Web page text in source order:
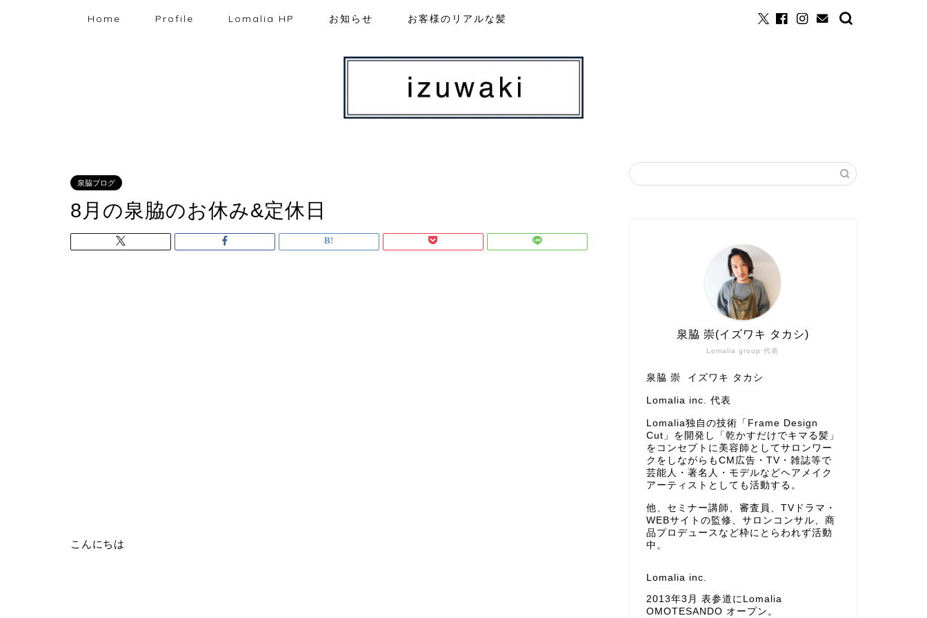
Home Profile Lomalia HP お知らせ お客様のリアルな髪
泉脇ブログ
8月の泉脇のお休み&定休日
こんにちは
Lomalia group 代表
泉脇 崇(イズワキ タカシ)
泉脇 崇 イズワキ タカシ
Lomalia inc. 代表
Lomalia独自の技術「Frame Design
Cut」を開発し「乾かすだけでキマる髪」
をコンセプトに美容師としてサロンワー
クをしながらもCM広告・TV・雑誌等で
芸能人・著名人・モデルなどヘアメイク
アーティストとしても活動する。
他、セミナー講師、審査員、TVドラマ・
WEBサイトの監修、サロンコンサル、商
品プロデュースなど枠にとらわれず活動
中。
Lomalia inc.
2013年3月 表参道にLomalia
OMOTESANDO オープン。